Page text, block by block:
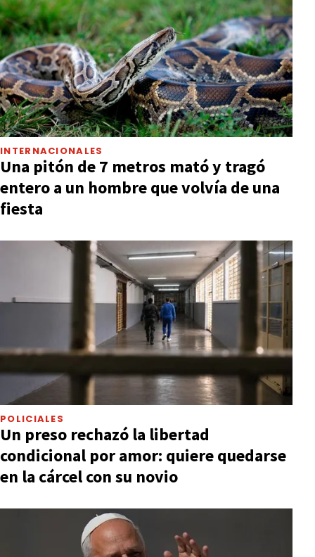
INTERNACIONALES
Una pitón de 7 metros mató y tragó
entero a un hombre que volvía de una
fiesta
POLICIALES
Un preso rechazó la libertad
condicional por amor: quiere quedarse
en la cárcel con su novio